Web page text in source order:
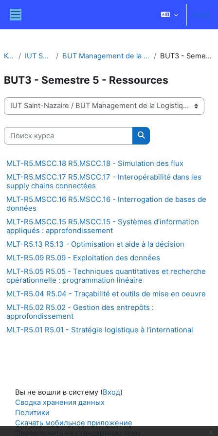
Вход
Курсы IUT Saint-Nazaire BUT Management de la Logistique et des Transports BUT3 - Semestre 5 - Ressources
BUT3 - Semestre 5 - Ressources
Категории курсов
Поиск курса
Поиск курса
MLT-R5.MSCC.18 R5.MSCC.18 - Simulation des flux
MLT-R5.MSCC.17 R5.MSCC.17 - Interopérabilité dans les
supply chains connectées
MLT-R5.MSCC.16 R5.MSCC.16 - Interrogation de bases de
données
MLT-R5.MSCC.15 R5.MSCC.15 - Systèmes d’information
appliqués : approfondissement
MLT-R5.13 R5.13 - Optimisation et aide à la décision
MLT-R5.09 R5.09 - Exploitation des données
MLT-R5.05 R5.05 - Techniques quantitatives et recherche
opérationnelle : programmation linéaire
MLT-R5.04 R5.04 - Traçabilité et outils de mise en oeuvre
MLT-R5.02 R5.02 - Gestion des entrepôts :
approfondissement
MLT-R5.01 R5.01 - Stratégie logistique à l’international
Вы не вошли в систему (Вход)
Сводка хранения данных
Политики
Скачать мобильное приложение
Переключить на стандартную тему